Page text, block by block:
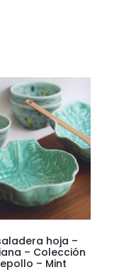
hoja –
– Colección
– Mint